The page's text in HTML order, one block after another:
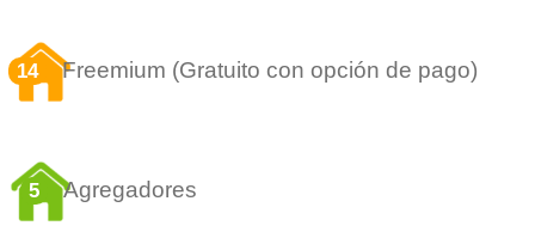
14 Freemium (Gratuito con opción de pago)
5 Agregadores